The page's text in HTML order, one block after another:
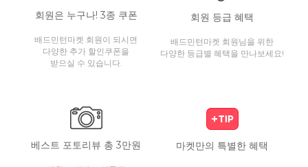
회원은 누구나! 3종 쿠폰
배드민턴마켓 회원이 되시면
다양한 추가 할인쿠폰을
받으실 수 있습니다.
회원 등급 혜택
배드민턴마켓 회원님을 위한
다양한 등급별 혜택을 만나보세요!
베스트 포토리뷰 총 3만원 마켓만의 특별한 혜택